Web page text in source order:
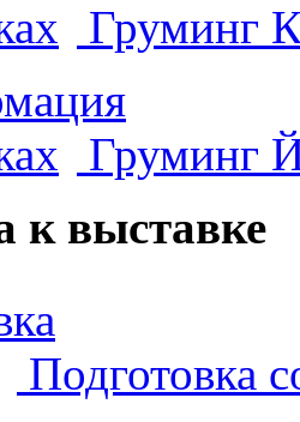
Груминг
Груминг
к выставке
Подготовка